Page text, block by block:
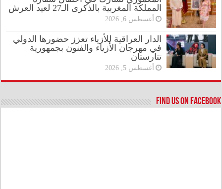
المملكة المغربية بالذكرى الـ27 لعيد العرش
أغسطس 6, 2026
الدار العراقية للأزياء تعزز حضورها الدولي
في مهرجان الأزياء والفنون بجمهورية
تتارستان
أغسطس 5, 2026
Find us on Facebook